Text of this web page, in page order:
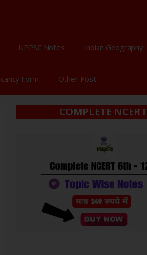
UPPSC Notes Indian Geography
Form Other Post
COMPLETE NCERT